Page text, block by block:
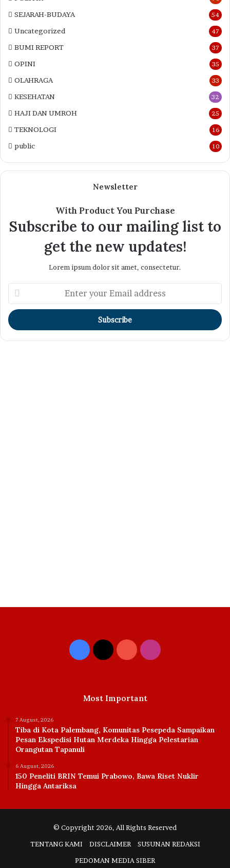
SEJARAH-BUDAYA 54
Uncategorized 47
BUMI REPORT 37
OPINI 35
OLAHRAGA 33
KESEHATAN 32
HAJI DAN UMROH 25
TEKNOLOGI 16
public 10
Newsletter
With Product You Purchase
Subscribe to our mailing list to
get the new updates!
Lorem ipsum dolor sit amet, consectetur.
your
Email
address
Facebook YouTubeInstagram
Most Important
7 August, 2026
Tiba di Kota Palembang, Komunitas Pesepeda Sampaikan
Pesan Ekspedisi Hutan Merdeka Hingga Pelestarian
Orangutan Tapanuli
6 August, 2026
150 Peneliti BRIN Temui Prabowo, Bawa Riset Nuklir
Hingga Antariksa
© Copyright 2026, All Rights Reserved
TENTANG KAMI
DISCLAIMER
SUSUNAN REDAKSI
PEDOMAN MEDIA SIBER